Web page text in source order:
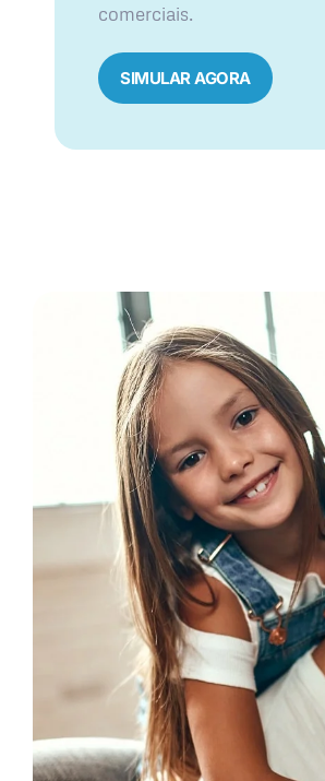
comerciais.
SIMULAR AGORA